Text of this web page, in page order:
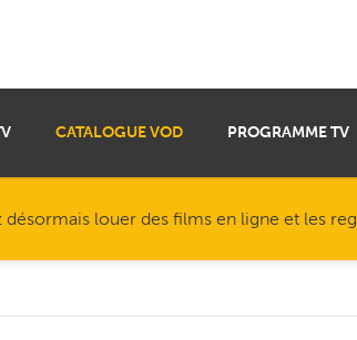
CATALOGUE VOD PROGRAMME TV
désormais louer des films en ligne et les